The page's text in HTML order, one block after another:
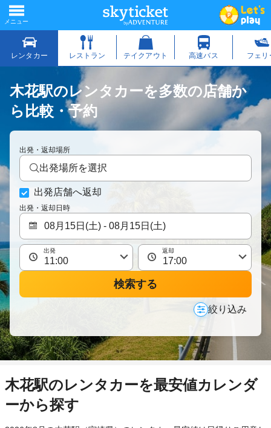
木花駅のレンタカーを多数の店舗か
ら比較・予約
出発・返却場所
出発場所を選択
出発店舗へ返却
出発・返却日時
出発 返却
検索する
絞り込み
木花駅のレンタカーを最安値カレンダ
ーから探す